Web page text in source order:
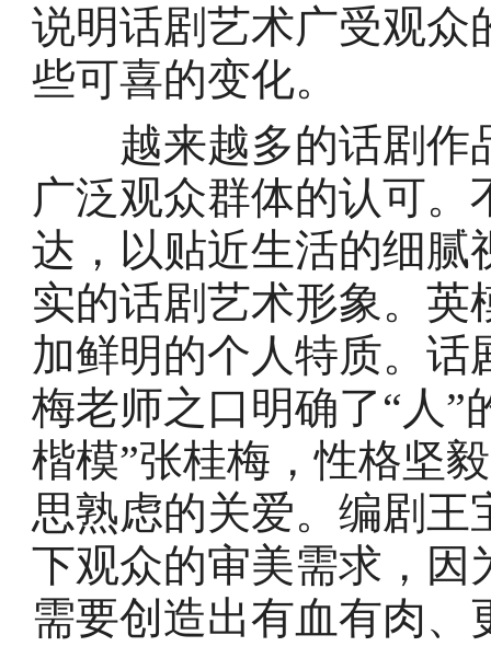
说明话剧艺术广受观众
些可喜的变化。
越来越多的话剧作
广泛观众群体的认可
达，以贴近生活的细腻
实的话剧艺术形象。
加鲜明的个人特质。
梅老师之口明确了“人”
楷模”张桂梅，性格坚
思熟虑的关爱。编剧王
下观众的审美需求，因
需要创造出有血有肉